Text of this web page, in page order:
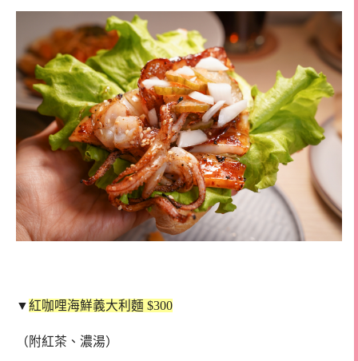
▼紅咖哩海鮮義大利麵 $300
（附紅茶、濃湯）